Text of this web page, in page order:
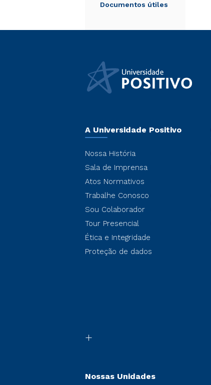
Documentos útiles
A Universidade Positivo
Nossa História
Sala de Imprensa
Atos Normativos
Trabalhe Conosco
Sou Colaborador
Tour Presencial
Ética e Integridade
Proteção de dados
Nossas Unidades